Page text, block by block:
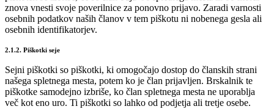
znova vnesti svoje poverilnice za ponovno prijavo. Zaradi varnosti
osebnih podatkov naših članov v tem piškotu ni nobenega gesla ali
osebnih identifikatorjev.
2.1.2. Piškotki seje
Sejni piškotki so piškotki, ki omogočajo dostop do članskih strani
našega spletnega mesta, potem ko je član prijavljen. Brskalnik te
piškotke samodejno izbriše, ko član spletnega mesta ne uporablja
več kot eno uro. Ti piškotki so lahko od podjetja ali tretje osebe.